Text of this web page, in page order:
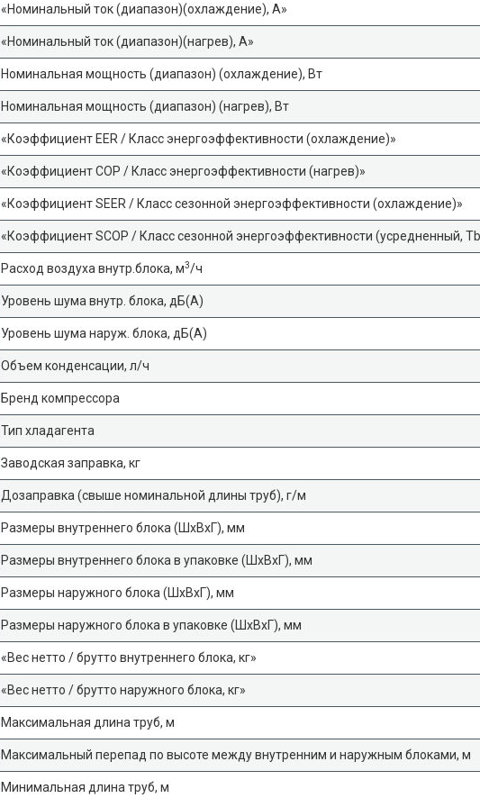
«Номинальный ток (диапазон)(охлаждение), А»
«Номинальный ток (диапазон)(нагрев), А»
Номинальная мощность (диапазон) (охлаждение), Вт
Номинальная мощность (диапазон) (нагрев), Вт
«Коэффициент EER / Класс энергоэффективности (охлаждение)»
«Коэффициент COP / Класс энергоэффективности (нагрев)»
«Коэффициент SEER / Класс сезонной энергоэффективности (охлаждение)»
«Коэффициент SCOP / Класс сезонной энергоэффективности (усредненный,
Расход воздуха внутр.блока, м3/ч
Уровень шума внутр. блока, дБ(А)
Уровень шума наруж. блока, дБ(А)
Объем конденсации, л/ч
Бренд компрессора
Тип хладагента
Заводская заправка, кг
Дозаправка (свыше номинальной длины труб), г/м
Размеры внутреннего блока (ШхВхГ), мм
Размеры внутреннего блока в упаковке (ШхВхГ), мм
Размеры наружного блока (ШхВхГ), мм
Размеры наружного блока в упаковке (ШхВхГ), мм
«Вес нетто / брутто внутреннего блока, кг»
«Вес нетто / брутто наружного блока, кг»
Максимальная длина труб, м
Максимальный перепад по высоте между внутренним и наружным блоками, м
Минимальная длина труб, м